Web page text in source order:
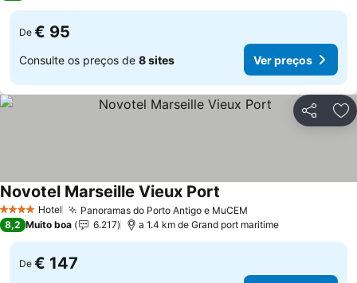
De € 95
Consulte os preços de 8 sites Ver preços
Partilhar
4 EstrelasHotel Panoramas do Porto Antigo e MuCEM
Novotel Marseille Vieux Port
8,2 Muito boa 6.217 a 1.4 km de Grand port maritime
De € 147